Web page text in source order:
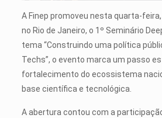
A Finep promoveu nesta quarta-
no Rio de Janeiro, o 1º Seminário
tema “Construindo uma política
Techs”, o evento marca um passo
fortalecimento do ecossistema
base científica e tecnológica.
A abertura contou com a